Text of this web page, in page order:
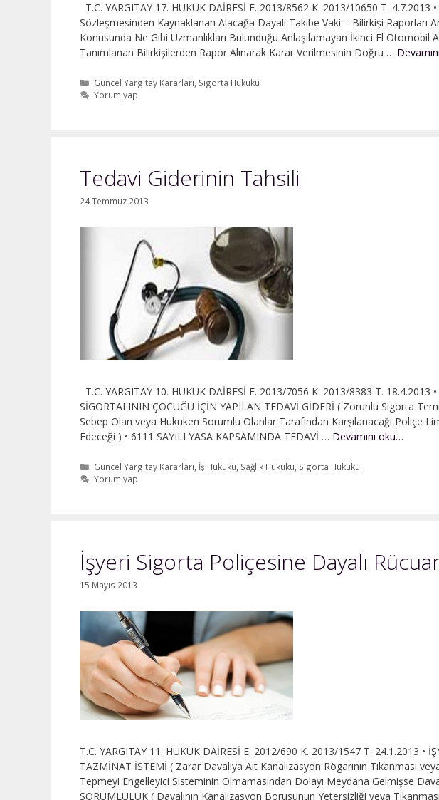
T.C. YARGITAY 17. HUKUK DAİRESİ E. 2013/8562 K. 2013/10650 T. 4.7.2013
Sözleşmesinden Kaynaklanan Alacağa Dayalı Takibe Vaki – Bilirkişi Raporları
Konusunda Ne Gibi Uzmanlıkları Bulunduğu Anlaşılamayan İkinci El Otomobil
Tanımlanan Bilirkişilerden Rapor Alınarak Karar Verilmesinin Doğru …
Kategoriler
Güncel Yargıtay Kararları Sigorta Hukuku
Yorum yap
Tedavi Giderinin Tahsili
24 Temmuz 2013
T.C. YARGITAY 10. HUKUK DAİRESİ E. 2013/7056 K. 2013/8383 T. 18.4.2013
SİGORTALININ ÇOCUĞU İÇİN YAPILAN TEDAVİ GİDERİ ( Zorunlu Sigorta
Sebep Olan veya Hukuken Sorumlu Olanlar Tarafından Karşılanacağı Poliçe
Edeceği ) • 6111 SAYILI YASA KAPSAMINDA TEDAVİ … Devamını oku…
Kategoriler
Güncel Yargıtay Kararları İş Hukuku Sağlık Hukuku Sigorta Hukuku
Yorum yap
İşyeri Sigorta Poliçesine Dayalı
15 Mayıs 2013
T.C. YARGITAY 11. HUKUK DAİRESİ E. 2012/690 K. 2013/1547 T. 24.1.2013 •
TAZMİNAT İSTEMİ ( Zarar Davalıya Ait Kanalizasyon Rögarının Tıkanması veya
Tepmeyi Engelleyici Sisteminin Olmamasından Dolayı Meydana Gelmişse
SORUMLULUK ( Davalının Kanalizasyon Borusunun Yetersizliği veya